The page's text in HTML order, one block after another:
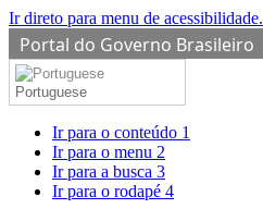
Ir direto para menu de acessibilidade.
Portal do Governo Brasileiro
Portuguese
Ir para o conteúdo 1
Ir para o menu 2
Ir para a busca 3
Ir para o rodapé 4